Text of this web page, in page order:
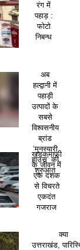
रंग में
पहाड़ :
फोटो
निबन्ध
अब
हल्द्वानी में
पहाड़ी
उत्पादों के
सबसे
विश्वसनीय
ब्रांड
‘मुनस्यारी
हाउस’ की
शुरुआत
खड़कमाफी
के जीवन में
एक दशक
से विचरते
एकदंत
गजराज
क्या
उत्तराखंड,